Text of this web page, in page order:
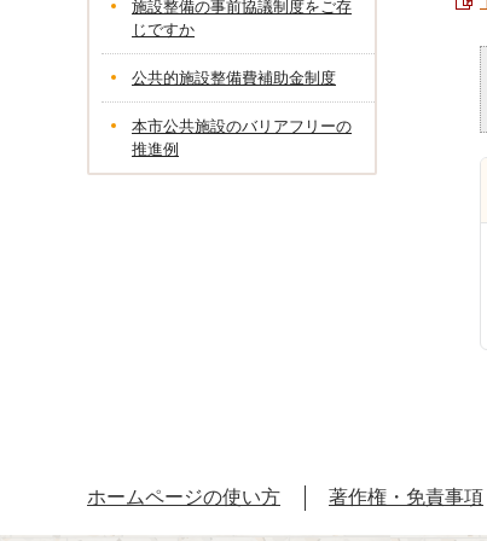
施設整備の事前協議制度をご存
じですか
公共的施設整備費補助金制度
本市公共施設のバリアフリーの
推進例
ホームページの使い方 著作権・免責事項